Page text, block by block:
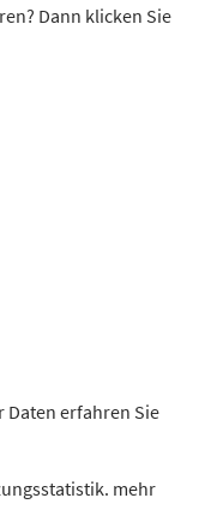
Dann klicken Sie
Daten erfahren Sie
mehr